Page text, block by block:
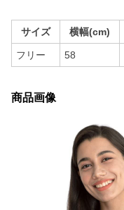
サイズ 横幅(cm)
フリー 58
商品画像